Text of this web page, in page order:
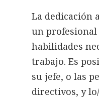
La dedicación
un profesional
habilidades
trabajo. Es
su jefe, o las
directivos, y